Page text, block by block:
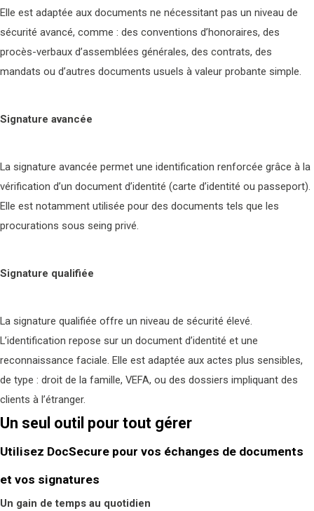
Elle est adaptée aux documents ne nécessitant pas un niveau de
sécurité avancé, comme : des conventions d’honoraires, des
procès-verbaux d’assemblées générales, des contrats, des
mandats ou d’autres documents usuels à valeur probante simple.
Signature avancée
La signature avancée permet une identification renforcée grâce à la
vérification d’un document d’identité (carte d’identité ou passeport).
Elle est notamment utilisée pour des documents tels que les
procurations sous seing privé.
Signature qualifiée
La signature qualifiée offre un niveau de sécurité élevé.
L’identification repose sur un document d’identité et une
reconnaissance faciale. Elle est adaptée aux actes plus sensibles,
de type : droit de la famille, VEFA, ou des dossiers impliquant des
clients à l’étranger.
Un seul outil pour tout gérer
Utilisez DocSecure pour vos échanges de documents
et vos signatures
Un gain de temps au quotidien